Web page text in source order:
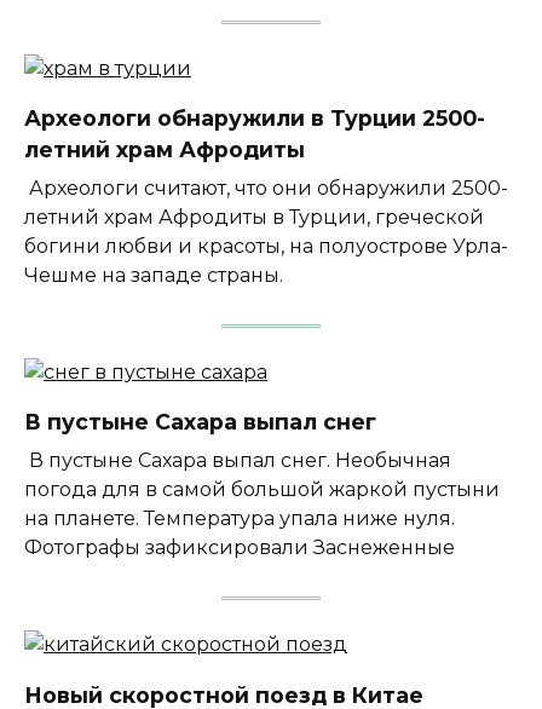
Археологи обнаружили в Турции 2500-
летний храм Афродиты
Археологи считают, что они обнаружили 2500-
летний храм Афродиты в Турции, греческой
богини любви и красоты, на полуострове Урла-
Чешме на западе страны.
В пустыне Сахара выпал снег
В пустыне Сахара выпал снег. Необычная
погода для в самой большой жаркой пустыни
на планете. Температура упала ниже нуля.
Фотографы зафиксировали Заснеженные
Новый скоростной поезд в Китае